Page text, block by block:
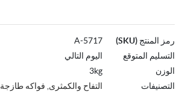
رمز المنتج (SKU)
5717-A
التسليم المتوقع
اليوم التالي
الوزن
3kg
التصنيفات
التفاح والكمثرى, فواكه طازجة